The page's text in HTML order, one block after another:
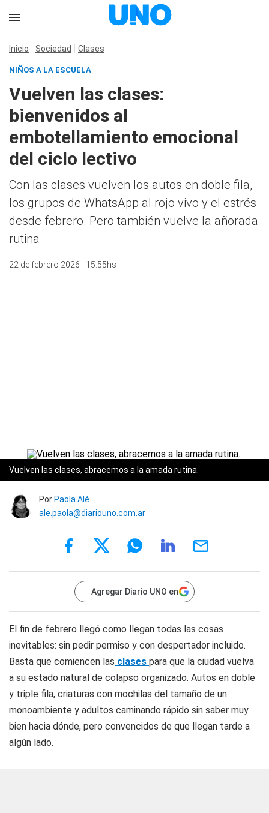
Inicio Sociedad Clases
NIÑOS A LA ESCUELA
Vuelven las clases:
bienvenidos al
embotellamiento emocional
del ciclo lectivo
Con las clases vuelven los autos en doble fila,
los grupos de WhatsApp al rojo vivo y el estrés
desde febrero. Pero también vuelve la añorada
rutina
22 de febrero 2026 - 15:55hs
Vuelven las clases, abracemos a la amada rutina.
Por Paola Alé
ale.paola@diariouno.com.ar
Agregar Diario UNO en
El fin de febrero llegó como llegan todas las cosas
inevitables: sin pedir permiso y con despertador incluido.
Basta que comiencen las clases para que la ciudad vuelva
a su estado natural de colapso organizado. Autos en doble
y triple fila, criaturas con mochilas del tamaño de un
monoambiente y adultos caminando rápido sin saber muy
bien hacia dónde, pero convencidos de que llegan tarde a
algún lado.